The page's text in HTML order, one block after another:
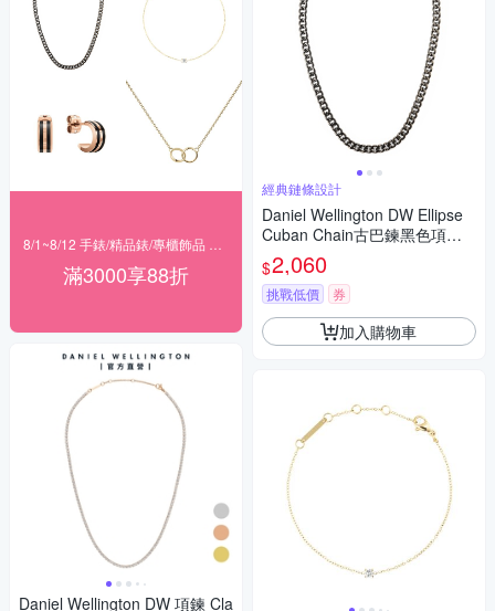
滿3000享88折
Daniel Wellington DW 項鍊 Cla
經典鏈條設計
Daniel Wellington DW Ellipse
Cuban Chain古巴鍊黑色項鍊-
DW00401670
$2,060
挑戰低價 券
加入購物車